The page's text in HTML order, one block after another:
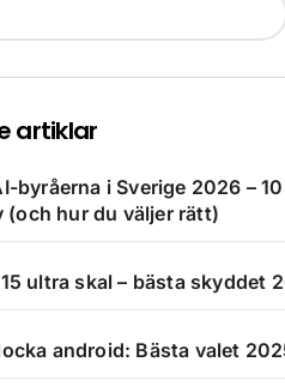
artiklar
byråerna i Sverige 2026 –
(och hur du väljer rätt)
ultra skal – bästa skyddet
android: Bästa valet